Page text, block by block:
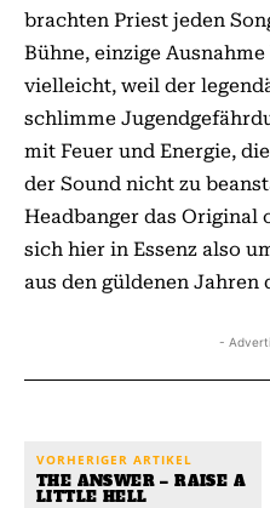
brachten Priest jeden
Bühne, einzige Ausnahme
vielleicht, weil der
schlimme
mit Feuer und Energie,
der Sound nicht zu
Headbanger das Original
sich hier in Essenz also
aus den güldenen Jahren
-
VORHERIGER ARTIKEL
THE ANSWER – RAISE A
LITTLE HELL